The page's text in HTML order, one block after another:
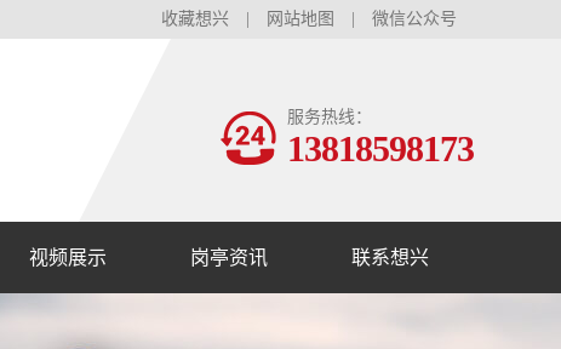
收藏想兴 网站地图 微信公众号
服务热线：
13818598173
视频展示 岗亭资讯 联系想兴